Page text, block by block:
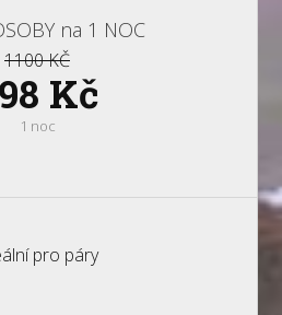
na 1 NOC
1100 KČ
Kč
1 noc
pro páry